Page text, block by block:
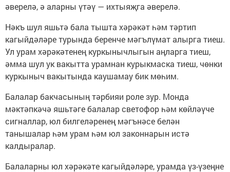
әверелә, ә аларны үтәү — ихтыяҗга әверелә.
Нәкъ шул яшьтә бала тышта хәрәкәт һәм тәртип
кагыйдәләре турында беренче мәгълүмат алырга тиеш.
Ул урам хәрәкәтенең куркынычлыгын аңларга тиеш,
әмма шул ук вакытта урамнан курыкмаска тиеш, чөнки
куркыныч вакытында каушамау бик мөһим.
Балалар бакчасының тәрбияи роле зур. Монда
мәктәпкәчә яшьтәге балалар светофор һәм көйләүче
сигналлар, юл билгеләренең мәгънәсе белән
танышалар һәм урам һәм юл законнарын истә
калдыралар.
Балаларны юл хәрәкәте кагыйдәләре, урамда үз-үзеңне